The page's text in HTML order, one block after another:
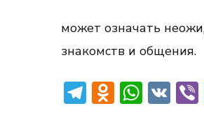
может означать
знакомств и общения.
TelegramVK